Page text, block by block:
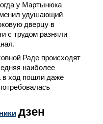
у Мартынюка
удушающий
дверцу в
с трудом разняли
Раде происходят
наиболее
в ход пошли даже
дзен